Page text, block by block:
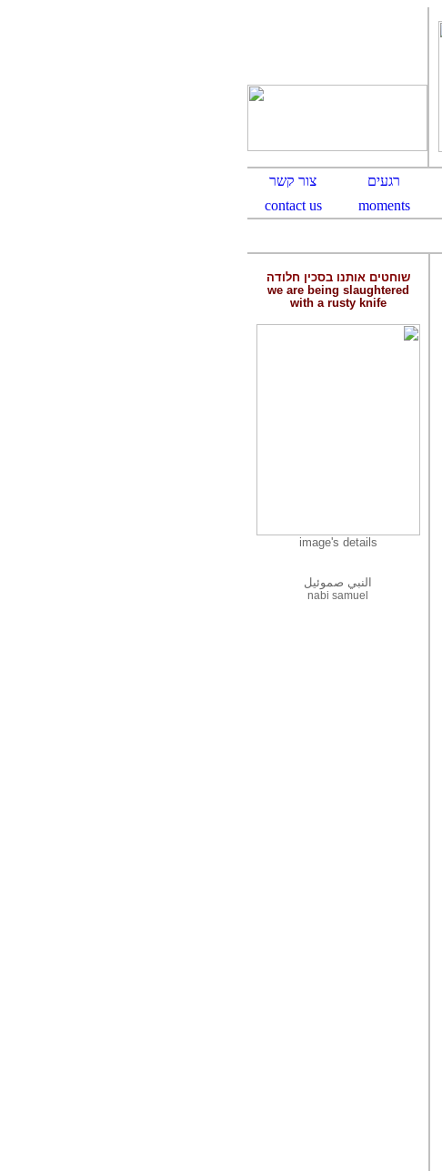
שוחטים אותנו בסכין חלודה
we are being slaughtered
with a rusty knife
image's details
النبي صموئيل
nabi samuel